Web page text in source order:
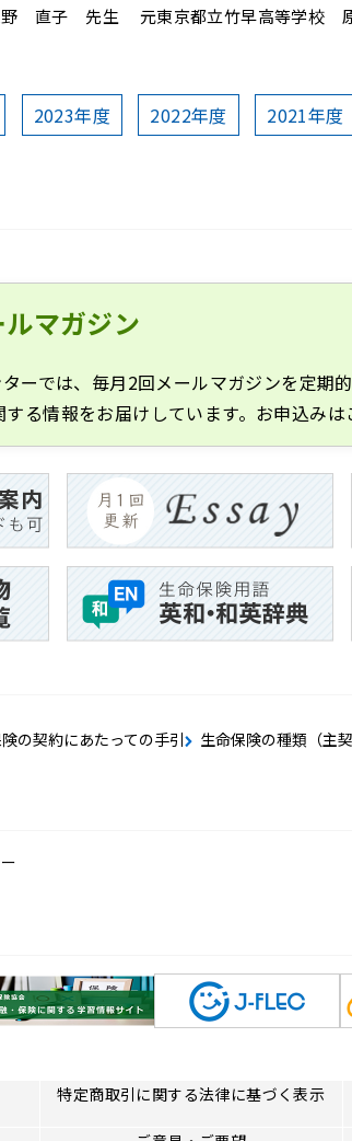
野 直子 先生 元東京都立竹早高等学校
2023年度 2022年度 2021年度
マガジン
ーでは、毎月2回メールマガジンを定期的
る情報をお届けしています。お申込みは
の契約にあたっての手引 生命保険の種類（主
特定商取引に関する法律に基づく表示